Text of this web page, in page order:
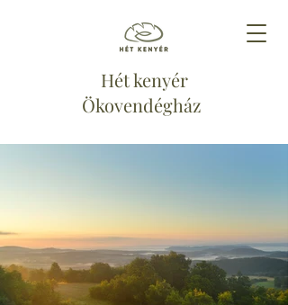
Hét kenyér
Ökovendégház